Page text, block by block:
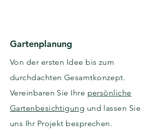
Gartenplanung
Von der ersten Idee bis zum
durchdachten Gesamtkonzept.
Vereinbaren Sie Ihre persönliche
Gartenbesichtigung und lassen Sie
uns Ihr Projekt besprechen.